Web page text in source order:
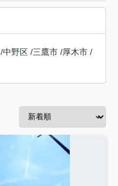
/中野区 /三鷹市 /厚木市 /